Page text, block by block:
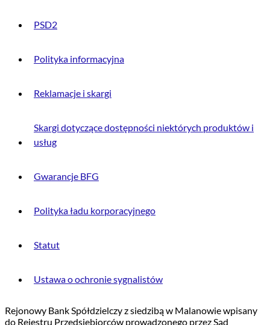
PSD2
Polityka informacyjna
Reklamacje i skargi
Skargi dotyczące dostępności niektórych produktów i
usług
Gwarancje BFG
Polityka ładu korporacyjnego
Statut
Ustawa o ochronie sygnalistów
Rejonowy Bank Spółdzielczy z siedzibą w Malanowie wpisany
do Rejestru Przedsiębiorców prowadzonego przez Sąd